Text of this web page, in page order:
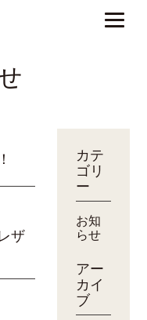
ザ
カテ
ゴリ
ー
お知
らせ
アー
カイ
ブ